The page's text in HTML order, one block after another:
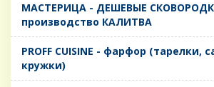
MАСТЕРИЦА - ДЕШЕВЫЕ
производство КАЛИТВА
PROFF CUISINE - фарфор (тарелки,
кружки)